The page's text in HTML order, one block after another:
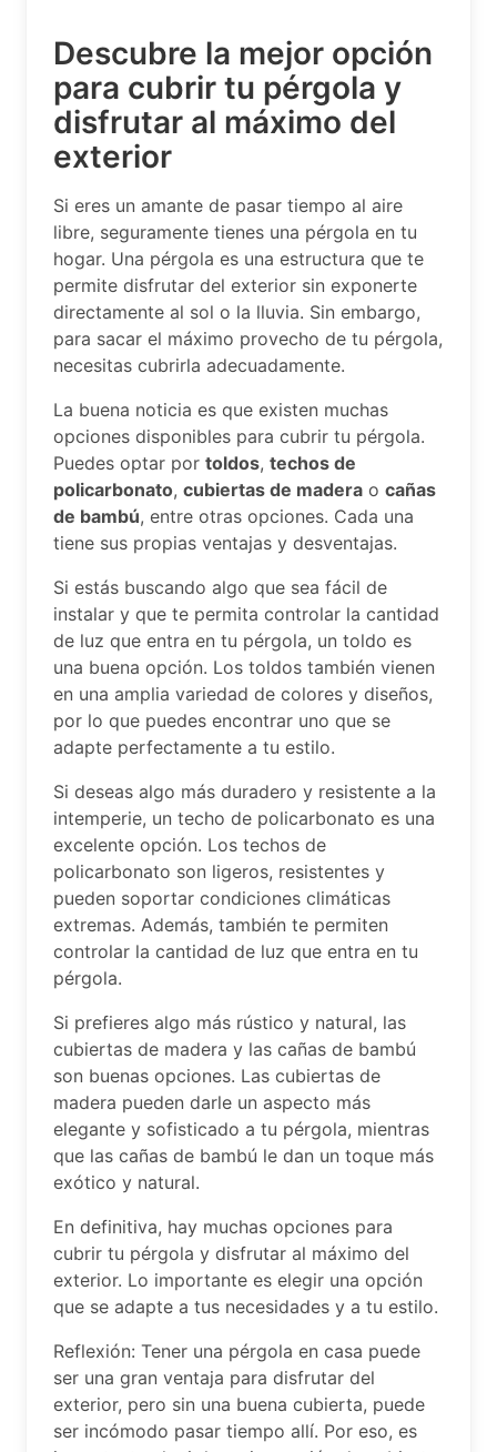
Descubre la mejor opción
para cubrir tu pérgola y
disfrutar al máximo del
exterior
Si eres un amante de pasar tiempo al aire
libre, seguramente tienes una pérgola en tu
hogar. Una pérgola es una estructura que te
permite disfrutar del exterior sin exponerte
directamente al sol o la lluvia. Sin embargo,
para sacar el máximo provecho de tu pérgola,
necesitas cubrirla adecuadamente.
La buena noticia es que existen muchas
opciones disponibles para cubrir tu pérgola.
Puedes optar por toldos, techos de
policarbonato, cubiertas de madera o cañas
de bambú, entre otras opciones. Cada una
tiene sus propias ventajas y desventajas.
Si estás buscando algo que sea fácil de
instalar y que te permita controlar la cantidad
de luz que entra en tu pérgola, un toldo es
una buena opción. Los toldos también vienen
en una amplia variedad de colores y diseños,
por lo que puedes encontrar uno que se
adapte perfectamente a tu estilo.
Si deseas algo más duradero y resistente a la
intemperie, un techo de policarbonato es una
excelente opción. Los techos de
policarbonato son ligeros, resistentes y
pueden soportar condiciones climáticas
extremas. Además, también te permiten
controlar la cantidad de luz que entra en tu
pérgola.
Si prefieres algo más rústico y natural, las
cubiertas de madera y las cañas de bambú
son buenas opciones. Las cubiertas de
madera pueden darle un aspecto más
elegante y sofisticado a tu pérgola, mientras
que las cañas de bambú le dan un toque más
exótico y natural.
En definitiva, hay muchas opciones para
cubrir tu pérgola y disfrutar al máximo del
exterior. Lo importante es elegir una opción
que se adapte a tus necesidades y a tu estilo.
Reflexión: Tener una pérgola en casa puede
ser una gran ventaja para disfrutar del
exterior, pero sin una buena cubierta, puede
ser incómodo pasar tiempo allí. Por eso, es